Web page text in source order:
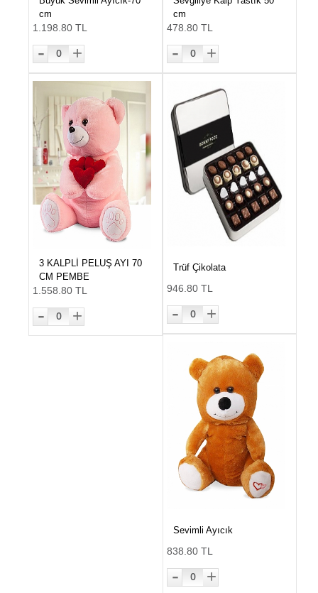
cm
1.198.80 TL
- 0 +
cm
478.80 TL
- 0 +
3 KALPLİ PELUŞ AYI 70
CM PEMBE
1.558.80 TL
- 0 +
Trüf Çikolata
946.80 TL
- 0 +
Sevimli Ayıcık
838.80 TL
- 0 +